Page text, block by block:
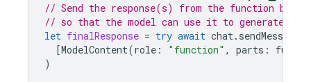
// Send the response(s) from the function back
// so that the model can use it to generate its
let finalResponse = try await chat. sendMessage
[ModelContent(role : "function" , parts :
)